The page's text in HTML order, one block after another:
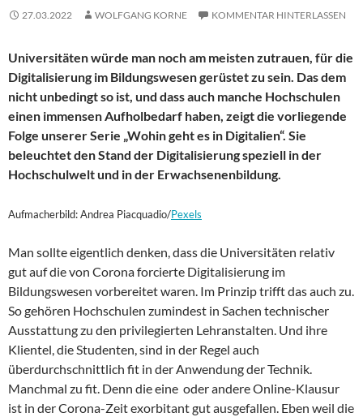
27.03.2022 WOLFGANG KORNE KOMMENTAR HINTERLASSEN
Universitäten würde man noch am meisten zutrauen, für die
Digitalisierung im Bildungswesen gerüstet zu sein. Das dem
nicht unbedingt so ist, und dass auch manche Hochschulen
einen immensen Aufholbedarf haben, zeigt die vorliegende
Folge unserer Serie „Wohin geht es in Digitalien“. Sie
beleuchtet den Stand der Digitalisierung speziell in der
Hochschulwelt und in der Erwachsenenbildung.
Aufmacherbild: Andrea Piacquadio/Pexels
Man sollte eigentlich denken, dass die Universitäten relativ
gut auf die von Corona forcierte Digitalisierung im
Bildungswesen vorbereitet waren. Im Prinzip trifft das auch zu.
So gehören Hochschulen zumindest in Sachen technischer
Ausstattung zu den privilegierten Lehranstalten. Und ihre
Klientel, die Studenten, sind in der Regel auch
überdurchschnittlich fit in der Anwendung der Technik.
Manchmal zu fit. Denn die eine oder andere Online-Klausur
ist in der Corona-Zeit exorbitant gut ausgefallen. Eben weil die